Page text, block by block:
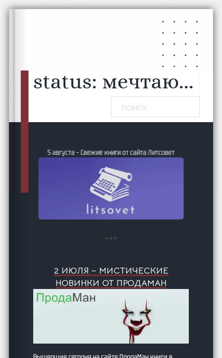
Перейти к основному содержанию
Перейти к нижнему колонтитулу
status: мечтаю...
Поиск
5 августа – Свежие книги от сайта Литсовет
2 ИЮЛЯ – МИСТИЧЕСКИЕ
НОВИНКИ ОТ ПРОДАМАН